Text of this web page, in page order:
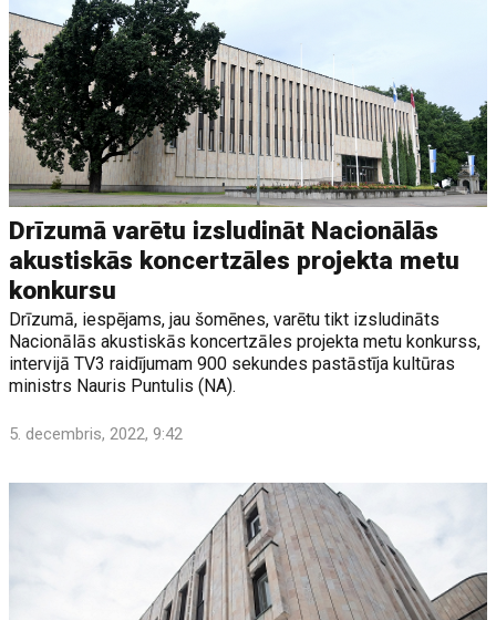
Drīzumā varētu izsludināt Nacionālās
akustiskās koncertzāles projekta metu
konkursu
Drīzumā, iespējams, jau šomēnes, varētu tikt izsludināts
Nacionālās akustiskās koncertzāles projekta metu konkurss,
intervijā TV3 raidījumam 900 sekundes pastāstīja kultūras
ministrs Nauris Puntulis (NA).
5. decembris, 2022, 9:42